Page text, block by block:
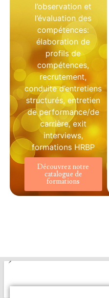
l’observation et
l’évaluation des
compétences:
élaboration de
profils de
compétences,
recrutement,
conduite d’entretiens
structurés, entretien
de performance/de
carrière, exit
interviews,
formations HRBP
Découvrez notre
catalogue de
formations